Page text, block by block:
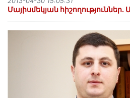
Մայիսմեկյան հիշողություններ.